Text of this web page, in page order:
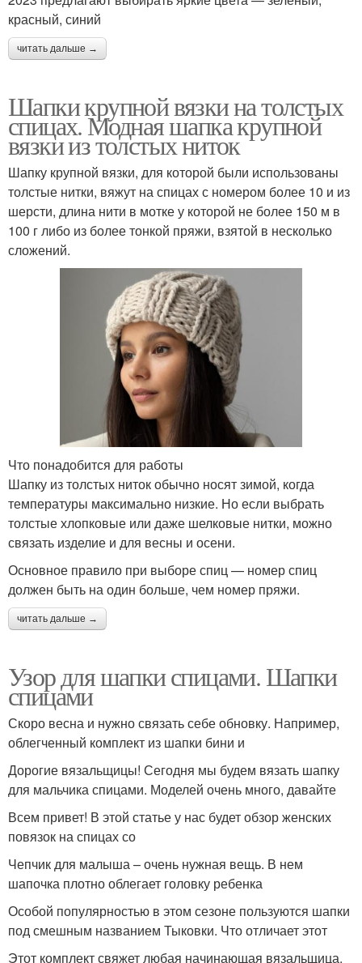
красный, синий
читать дальше →
Шапки крупной вязки на толстых
спицах. Модная шапка крупной
вязки из толстых ниток
Шапку крупной вязки, для которой были использованы
толстые нитки, вяжут на спицах с номером более 10 и из
шерсти, длина нити в мотке у которой не более 150 м в
100 г либо из более тонкой пряжи, взятой в несколько
сложений.
Что понадобится для работы
Шапку из толстых ниток обычно носят зимой, когда
температуры максимально низкие. Но если выбрать
толстые хлопковые или даже шелковые нитки, можно
связать изделие и для весны и осени.
Основное правило при выборе спиц — номер спиц
должен быть на один больше, чем номер пряжи.
читать дальше →
Узор для шапки спицами. Шапки
спицами
Скоро весна и нужно связать себе обновку. Например,
облегченный комплект из шапки бини и
Дорогие вязальщицы! Сегодня мы будем вязать шапку
для мальчика спицами. Моделей очень много, давайте
Всем привет! В этой статье у нас будет обзор женских
повязок на спицах со
Чепчик для малыша – очень нужная вещь. В нем
шапочка плотно облегает головку ребенка
Особой популярностью в этом сезоне пользуются шапки
под смешным названием Тыковки. Что отличает этот
Этот комплект свяжет любая начинающая вязальщица.